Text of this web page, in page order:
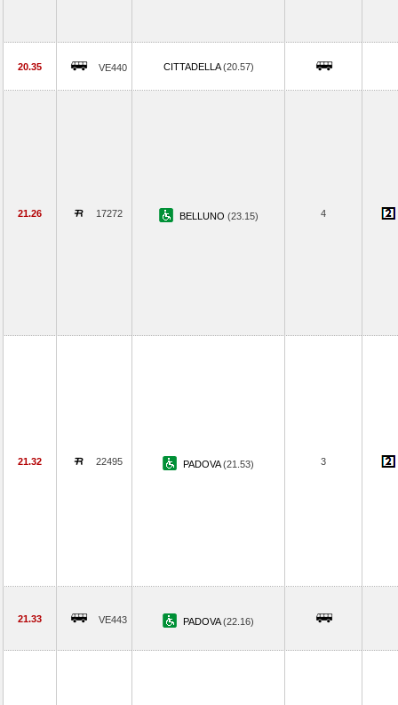
20.35 VE440 CITTADELLA(20.57)
21.26 17272 BELLUNO (23.15) 4
21.32 22495 PADOVA(21.53) 3
21.33 VE443 PADOVA(22.16)